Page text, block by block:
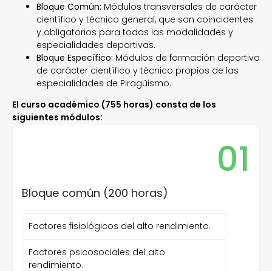
Bloque Común: Módulos transversales de carácter
científico y técnico general, que son coincidentes
y obligatorios para todas las modalidades y
especialidades deportivas.
Bloque Específico: Módulos de formación deportiva
de carácter científico y técnico propios de las
especialidades de Piragüismo.
El curso académico (755 horas) consta de los
siguientes módulos:
01
Bloque común (200 horas)
Factores fisiológicos del alto rendimiento.
Factores psicosociales del alto
rendimiento.